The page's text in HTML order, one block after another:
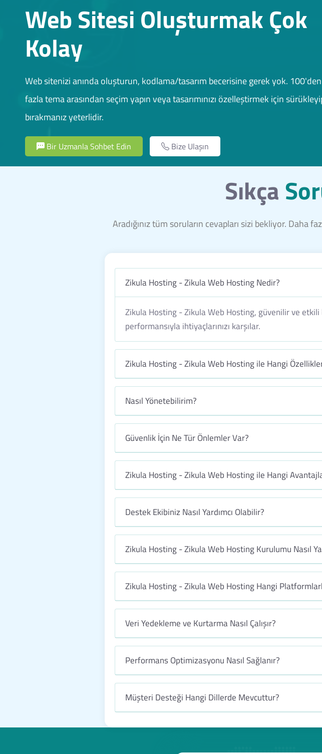
Web Sitesi Oluşturmak Çok
Kolay
Web sitenizi anında oluşturun, kodlama/tasarım becerisine gerek yok. 100'den
fazla tema arasından seçim yapın veya tasarımınızı özelleştirmek için
bırakmanız yeterlidir.
Bir Uzmanla Sohbet Edin Bize Ulaşın
Sıkça
Aradığınız tüm soruların cevapları sizi bekliyor. Daha
Zikula Hosting - Zikula Web Hosting Nedir?
Zikula Hosting - Zikula Web Hosting, güvenilir ve etkili
performansıyla ihtiyaçlarınızı karşılar.
Zikula Hosting - Zikula Web Hosting ile Hangi
Nasıl Yönetebilirim?
Güvenlik İçin Ne Tür Önlemler Var?
Zikula Hosting - Zikula Web Hosting ile Hangi
Destek Ekibiniz Nasıl Yardımcı Olabilir?
Zikula Hosting - Zikula Web Hosting Kurulumu Nasıl
Zikula Hosting - Zikula Web Hosting Hangi
Veri Yedekleme ve Kurtarma Nasıl Çalışır?
Performans Optimizasyonu Nasıl Sağlanır?
Müşteri Desteği Hangi Dillerde Mevcuttur?